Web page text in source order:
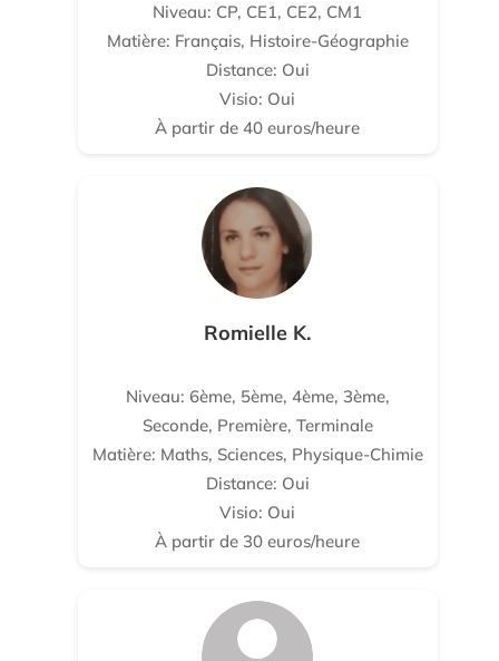
Niveau: CP, CE1, CE2, CM1
Matière: Français, Histoire-Géographie
Distance: Oui
Visio: Oui
À partir de 40 euros/heure
Romielle K.
Niveau: 6ème, 5ème, 4ème, 3ème,
Seconde, Première, Terminale
Matière: Maths, Sciences, Physique-Chimie
Distance: Oui
Visio: Oui
À partir de 30 euros/heure